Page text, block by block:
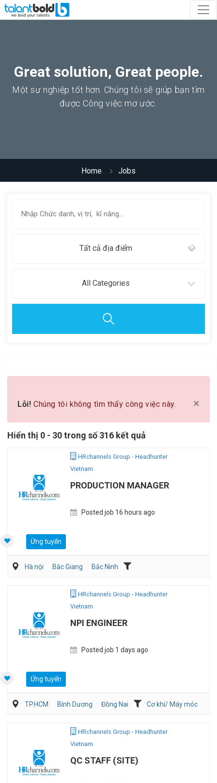
Great solution, Great people.
Một sự nghiệp tốt hơn. Chúng tôi sẽ giúp bạn tìm
được Công việc mơ ước.
Home Jobs
Tất cả địa điểm
All Categories
×
Lỗi! Chúng tôi không tìm thấy công việc này.
Hiển thị 0 - 30 trong số 316 kết quả
HRchannels Group - Headhunter
Vietnam
PRODUCTION MANAGER
Posted job 16 hours ago
Ứng tuyển
Hà nội Bắc Giang
Bắc Ninh
Kỹ sư Công Nghiệp (IE)/Cải tiến sản xuất
HRchannels Group - Headhunter
Vietnam
NPI ENGINEER
Posted job 1 days ago
Ứng tuyển
TP.HCM Bình Dương Đồng Nai
Cơ khí/ Máy móc
HRchannels Group - Headhunter
Vietnam
QC STAFF (SITE)